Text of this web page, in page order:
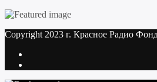
Copyright 2023 г. Красное Радио